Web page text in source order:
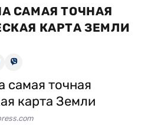
САМАЯ ТОЧНАЯ
КАРТА ЗЕМЛИ